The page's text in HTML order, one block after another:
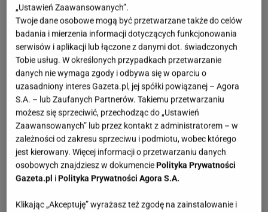
„Ustawień Zaawansowanych”.
Twoje dane osobowe mogą być przetwarzane także do celów
badania i mierzenia informacji dotyczących funkcjonowania
serwisów i aplikacji lub łączone z danymi dot. świadczonych
Tobie usług. W określonych przypadkach przetwarzanie
danych nie wymaga zgody i odbywa się w oparciu o
uzasadniony interes Gazeta.pl, jej spółki powiązanej – Agora
S.A. – lub Zaufanych Partnerów. Takiemu przetwarzaniu
możesz się sprzeciwić, przechodząc do „Ustawień
Zaawansowanych” lub przez kontakt z administratorem – w
zależności od zakresu sprzeciwu i podmiotu, wobec którego
jest kierowany. Więcej informacji o przetwarzaniu danych
osobowych znajdziesz w dokumenciePolityka Prywatności
Gazeta.pl iPolityka Prywatności Agora S.A.
Klikając „Akceptuję” wyrażasz też zgodę na zainstalowanie i